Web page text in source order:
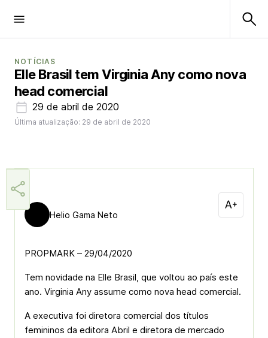
NOTÍCIAS
Elle Brasil tem Virginia Any como nova
head comercial
29 de abril de 2020
Última atualização: 29 de abril de 2020
Helio Gama Neto
PROPMARK – 29/04/2020
Tem novidade na Elle Brasil, que voltou ao país este
ano. Virginia Any assume como nova head comercial.
A executiva foi diretora comercial dos títulos
femininos da editora Abril e diretora de mercado